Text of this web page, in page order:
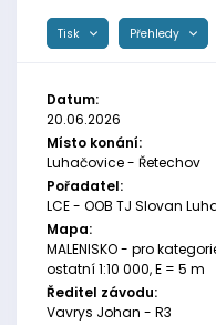
Tisk Přehledy
Datum:
20.06.2026
Místo konání:
Luhačovice - Řetechov
Pořadatel:
LCE - OOB TJ Slovan
Mapa:
MALENISKO - pro
ostatní 1:10 000, E = 5 m
Ředitel závodu:
Vavrys Johan - R3